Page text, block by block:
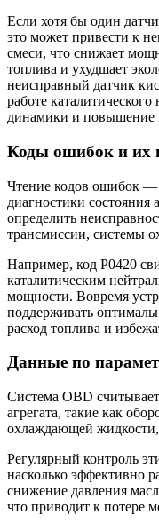
Если хотя бы один
это может привести к
смеси, что снижает
топлива и ухудшает
неисправный датчик
работе
динамики и повышение
Коды ошибок и их
Чтение кодов ошибок —
диагностики
определить
трансмиссии, системы
Например, код P0420
каталитическим
мощности. Вовремя
поддерживать
расход топлива и
Данные по
Система OBD
агрегата, такие как
охлаждающей
Регулярный контроль
насколько эффективно
снижение давления
что приводит к потере